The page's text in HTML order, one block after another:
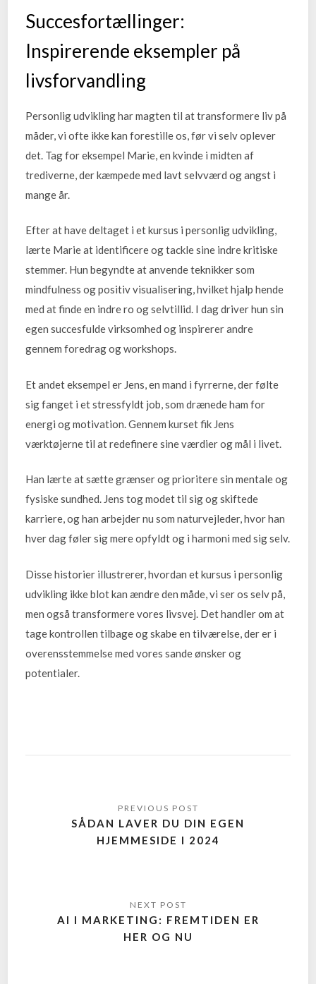
Succesfortællinger:
Inspirerende eksempler på
livsforvandling
Personlig udvikling har magten til at transformere liv på
måder, vi ofte ikke kan forestille os, før vi selv oplever
det. Tag for eksempel Marie, en kvinde i midten af
trediverne, der kæmpede med lavt selvværd og angst i
mange år.
Efter at have deltaget i et kursus i personlig udvikling,
lærte Marie at identificere og tackle sine indre kritiske
stemmer. Hun begyndte at anvende teknikker som
mindfulness og positiv visualisering, hvilket hjalp hende
med at finde en indre ro og selvtillid. I dag driver hun sin
egen succesfulde virksomhed og inspirerer andre
gennem foredrag og workshops.
Et andet eksempel er Jens, en mand i fyrrerne, der følte
sig fanget i et stressfyldt job, som drænede ham for
energi og motivation. Gennem kurset fik Jens
værktøjerne til at redefinere sine værdier og mål i livet.
Han lærte at sætte grænser og prioritere sin mentale og
fysiske sundhed. Jens tog modet til sig og skiftede
karriere, og han arbejder nu som naturvejleder, hvor han
hver dag føler sig mere opfyldt og i harmoni med sig selv.
Disse historier illustrerer, hvordan et kursus i personlig
udvikling ikke blot kan ændre den måde, vi ser os selv på,
men også transformere vores livsvej. Det handler om at
tage kontrollen tilbage og skabe en tilværelse, der er i
overensstemmelse med vores sande ønsker og
potentialer.
SÅDAN LAVER DU DIN EGEN
HJEMMESIDE I 2024
AI I MARKETING: FREMTIDEN ER
HER OG NU